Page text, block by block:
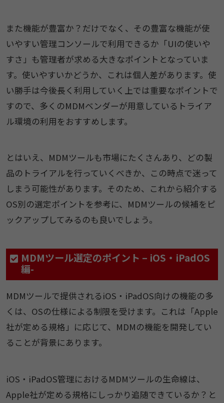
また機能が豊富か？だけでなく、その豊富な機能が使
いやすい管理コンソールで利用できるか「UIの使いや
すさ」も管理者が求める大きなポイントとなっていま
す。使いやすいかどうか、これは個人差があります。使
い勝手は今後長く利用していく上では重要なポイントで
すので、多くのMDMベンダーが用意しているトライア
ル環境の利用をおすすめします。
とはいえ、MDMツールも市場にたくさんあり、どの製
品のトライアルを行っていくべきか、この時点で迷って
しまう可能性があります。そのため、これから紹介する
OS別の選定ポイントを参考に、MDMツールの候補をピ
ックアップしてみるのも良いでしょう。
MDMツール選定のポイント – iOS・iPadOS
編-
MDMツールで提供されるiOS・iPadOS向けの機能の多
くは、OSの仕様による制限を受けます。これは「Apple
社が定める規格」に応じて、MDMの機能を開発してい
ることが背景にあります。
iOS・iPadOS管理におけるMDMツールの生命線は、
Apple社が定める規格にしっかり追随できているか？と